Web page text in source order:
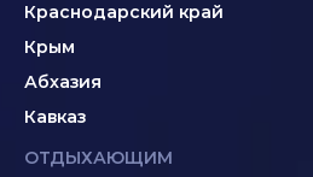
Краснодарский край
Крым
Абхазия
Кавказ
ОТДЫХАЮЩИМ